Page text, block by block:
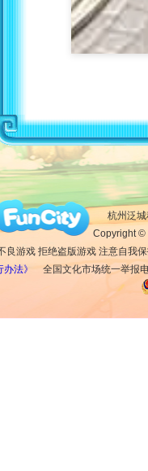
杭州泛
Copyright ©
良游戏 拒绝盗版游戏 注意自我
法》
全国文化市场统一举报